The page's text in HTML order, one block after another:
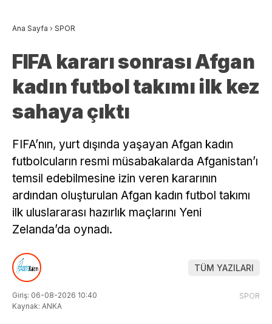
Ana Sayfa › SPOR
FIFA kararı sonrası Afgan
kadın futbol takımı ilk kez
sahaya çıktı
FIFA’nın, yurt dışında yaşayan Afgan kadın
futbolcuların resmi müsabakalarda Afganistan’ı
temsil edebilmesine izin veren kararının
ardından oluşturulan Afgan kadın futbol takımı
ilk uluslararası hazırlık maçlarını Yeni
Zelanda’da oynadı.
TÜM YAZILARI
Giriş: 06-08-2026 10:40
Kaynak: ANKA
SPOR